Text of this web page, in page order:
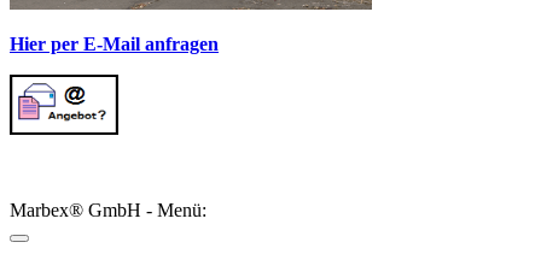
Hier per E-Mail anfragen
Marbex® GmbH - Menü: